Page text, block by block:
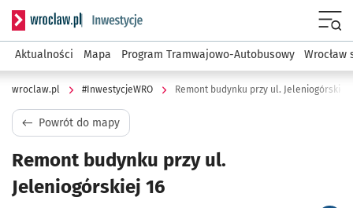
Serwis informacyjny wroclaw.pl podserwis:
Aktualności Mapa Program Tramwajowo-Autobusowy Wrocław
wroclaw.pl #InwestycjeWRO Remont budynku przy ul. Jeleniogórskiej
Powrót do mapy
Remont budynku przy ul.
Jeleniogórskiej 16